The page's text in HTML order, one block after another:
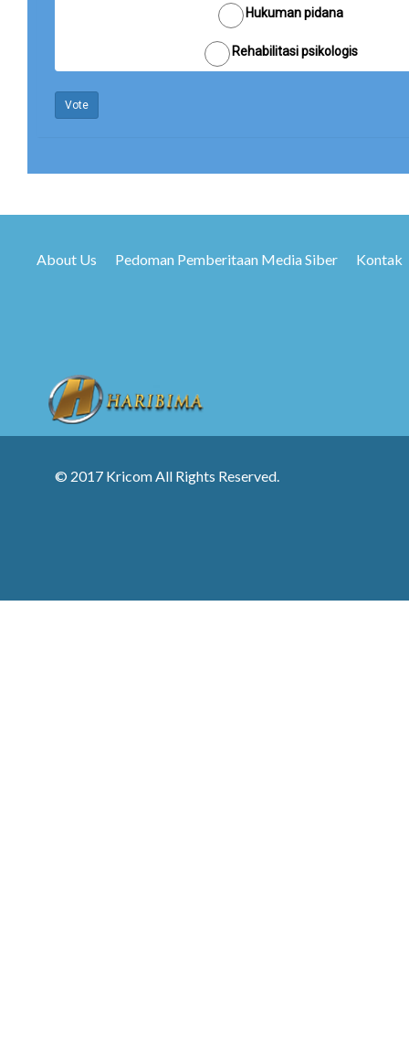
Hukuman pidana
Rehabilitasi psikologis
Vote
About Us Pedoman Pemberitaan Media Siber Kontak
© 2017 Kricom All Rights Reserved.